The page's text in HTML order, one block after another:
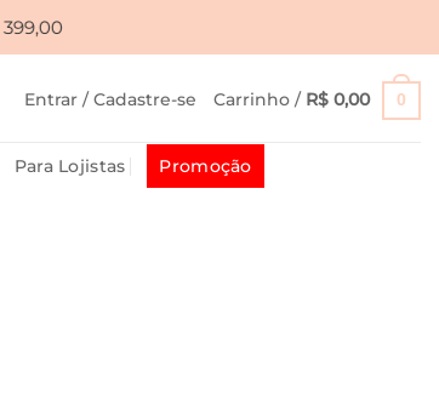
CUPOM PRIMEIRA10 PARA 10% OFF • FRETE
Entrar / Cadastre-se Carrinho / R$ 0,00 0
Para Lojistas Promoção